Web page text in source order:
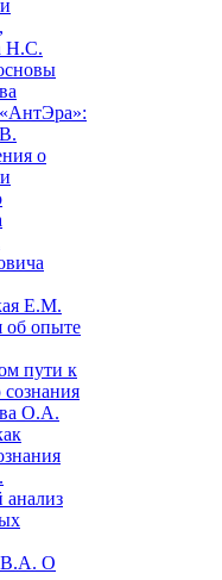
Н.С.
о
Е.М.
об опыте
пути к
О.А.
В.А. О